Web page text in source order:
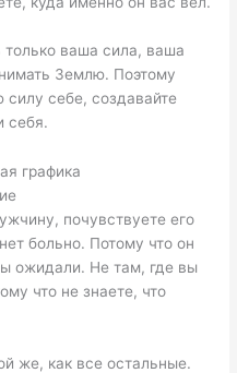
ваша сила, ваша
Землю. Поэтому
себе, создавайте
себя.
почувствуете его
больно. Потому что он
ожидали. Не там, где вы
что не знаете, что
же, как все остальные.